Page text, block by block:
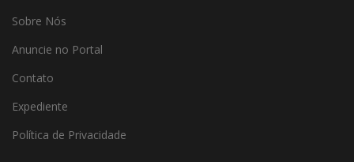
Sobre Nós
Anuncie no Portal
Contato
Expediente
Política de Privacidade